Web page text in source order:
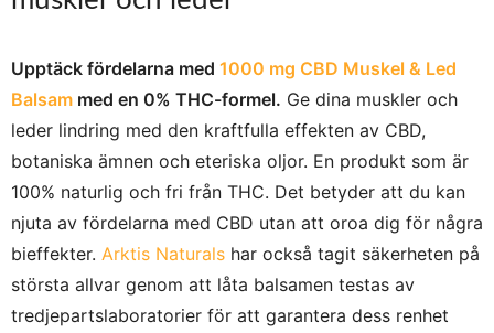
Upptäck fördelarna med 1000 mg CBD Muskel & Led
Balsam med en 0% THC-formel. Ge dina muskler och
leder lindring med den kraftfulla effekten av CBD,
botaniska ämnen och eteriska oljor. En produkt som är
100% naturlig och fri från THC. Det betyder att du kan
njuta av fördelarna med CBD utan att oroa dig för några
bieffekter. Arktis Naturals har också tagit säkerheten på
största allvar genom att låta balsamen testas av
tredjepartslaboratorier för att garantera dess renhet